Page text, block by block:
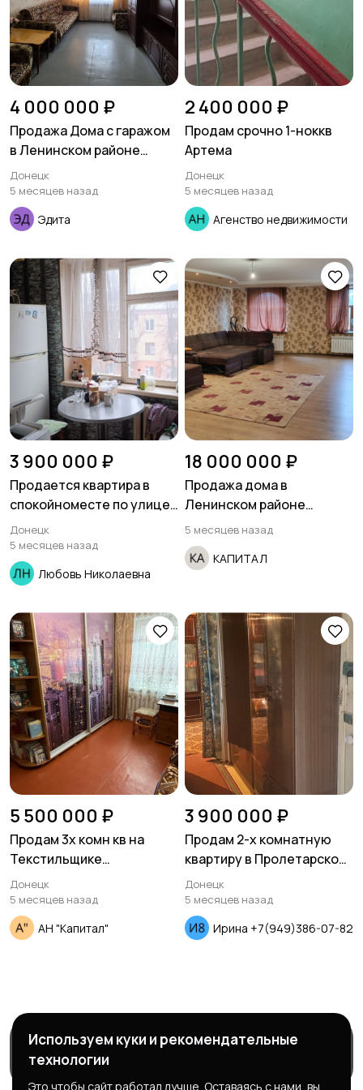
4 000 000 ₽
Продажа Дома с гаражом
в Ленинском районе
Ориентир Соловки
Донецк
5 месяцев назад
Эдита
2 400 000 ₽
Продам срочно 1-ноккв
Артема
Донецк
5 месяцев назад
Агенство недвижимости
3 900 000 ₽
Продается квартира в
спокойноместе по улице
Овнатаняна
Донецк
5 месяцев назад
Любовь Николаевна
18 000 000 ₽
Продажа дома в
Ленинском районе
ул.Толстого ориентир
оцкб.
5 месяцев назад
КАПИТАЛ
5 500 000 ₽
Продам 3х комн кв на
Текстильщике
ул.В.Терешковой
Донецк
5 месяцев назад
АН "Капитал"
3 900 000 ₽
Продам 2-х комнатную
квартиру в Пролетарском
районе
Донецк
5 месяцев назад
Ирина +7(949)386-07-82
Магазины Блог
О нас
Служба поддержки
Используем куки и рекомендательные
технологии
Это чтобы сайт работал лучше. Оставаясь с нами, вы